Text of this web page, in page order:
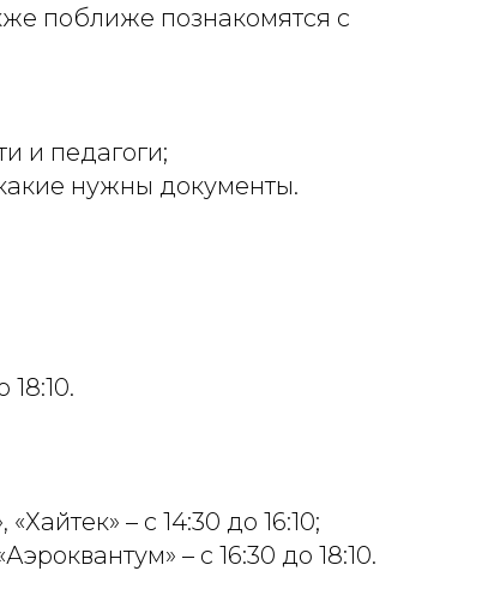
поближе познакомятся с
и педагоги;
нужны документы.
18:10.
– с 14:30 до 16:10;
– с 16:30 до 18:10.